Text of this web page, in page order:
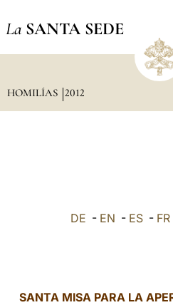
La SANTA SEDE
HOMILÍAS 2012
DE - EN - ES - FR
SANTA MISA PARA LA